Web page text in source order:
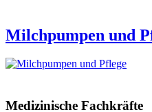
Milchpumpen und
Medizinische Fachkräfte